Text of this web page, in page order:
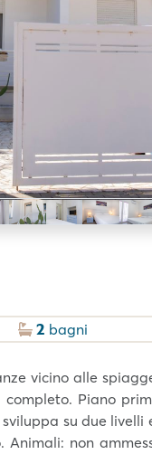
2 bagni
vicino alle
Piano
su due
non